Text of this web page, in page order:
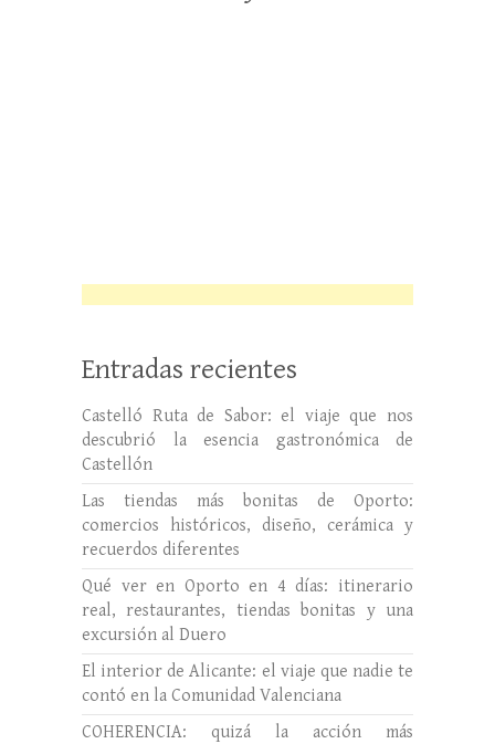
Entradas recientes
Castelló Ruta de Sabor: el viaje que nos
descubrió la esencia gastronómica de
Castellón
Las tiendas más bonitas de Oporto:
comercios históricos, diseño, cerámica y
recuerdos diferentes
Qué ver en Oporto en 4 días: itinerario
real, restaurantes, tiendas bonitas y una
excursión al Duero
El interior de Alicante: el viaje que nadie te
contó en la Comunidad Valenciana
COHERENCIA: quizá la acción más